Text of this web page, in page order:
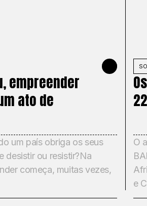
1 DE JUNHO DE
empreender
ato de
um país obriga os seus
desistir ou resistir?Na
começa, muitas vezes,
O
e